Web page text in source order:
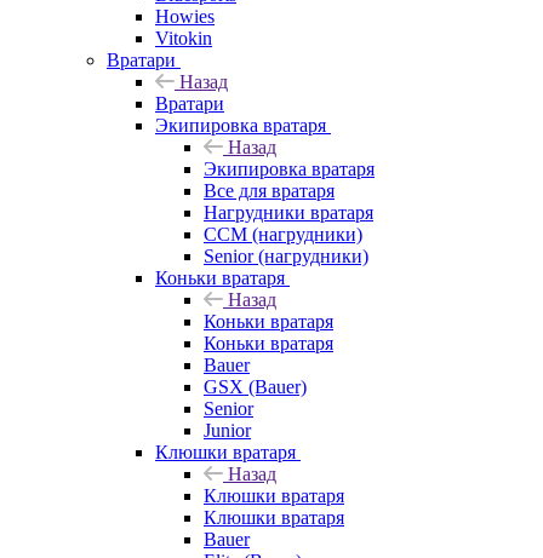
Howies
Vitokin
Вратари
Назад
Вратари
Экипировка вратаря
Назад
Экипировка вратаря
Все для вратаря
Нагрудники вратаря
CCM (нагрудники)
Senior (нагрудники)
Коньки вратаря
Назад
Коньки вратаря
Коньки вратаря
Bauer
GSX (Bauer)
Senior
Junior
Клюшки вратаря
Назад
Клюшки вратаря
Клюшки вратаря
Bauer